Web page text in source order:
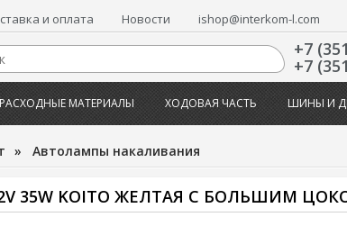
и оплата Новости ishop@interkom-l.com
+7
+7
РАСХОДНЫЕ МАТЕРИАЛЫ ХОДОВАЯ ЧАСТЬ ШИНЫ И
» Автолампы накаливания
35W KOITO ЖЕЛТАЯ С БОЛЬШИМ